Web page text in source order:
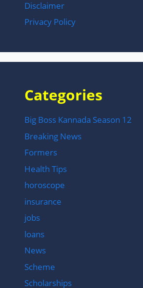
Disclaimer
Privacy Policy
Categories
Big Boss Kannada Season 12
Breaking News
Formers
Health Tips
horoscope
insurance
jobs
loans
News
Scheme
Scholarships